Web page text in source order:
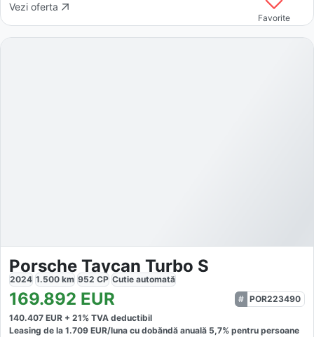
Vezi oferta
Favorite
Porsche Taycan Turbo S
2024 1.500 km 952 CP Cutie automată
169.892 EUR
POR223490
140.407 EUR + 21% TVA deductibil
Leasing de la 1.709 EUR/luna cu dobăndă anuală 5,7% pentru persoane